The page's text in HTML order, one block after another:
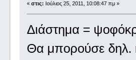
« στις: Ιούλιος 25, 2011, 10:08:47 πμ »
Διάστημα =
Θα μπορούσε δηλ.